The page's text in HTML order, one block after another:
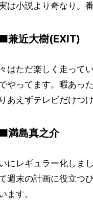
は小説より奇なり。
■兼近大樹(EXIT)
はただ楽しく走って
やってます。暇あっ
あえずテレビだけつ
■満島真之介
にレギュラー化しま
週末の計画に役立つ
ます。